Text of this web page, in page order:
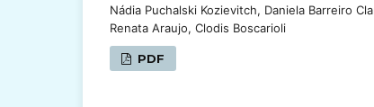
Nádia Puchalski Kozievitch, Daniela Barreiro
Renata Araujo, Clodis Boscarioli
PDF